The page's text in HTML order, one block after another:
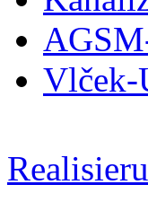
Vlček-